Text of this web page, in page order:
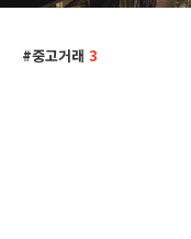
중고거래 3